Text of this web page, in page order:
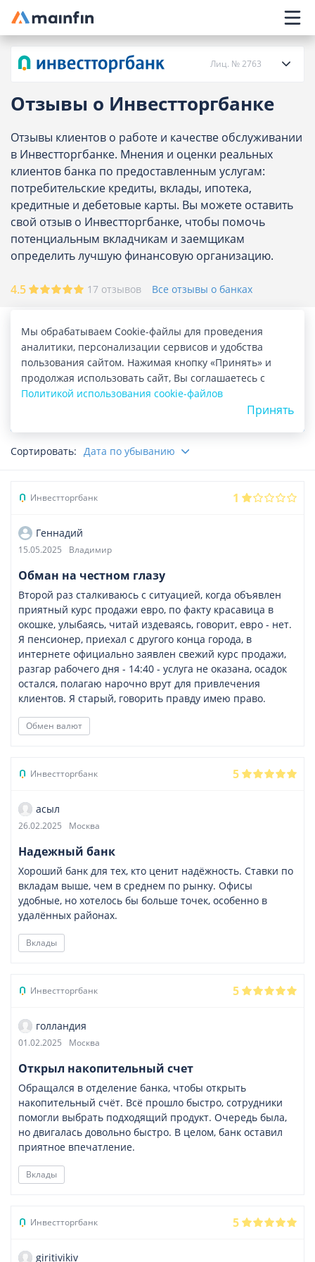
Главное меню
Отзывы о Инвестторгбанке
Отзывы клиентов о работе и качестве обслуживании
в Инвестторгбанке. Мнения и оценки реальных
клиентов банка по предоставленным услугам:
потребительские кредиты, вклады, ипотека,
кредитные и дебетовые карты. Вы можете оставить
свой отзыв о Инвестторгбанке, чтобы помочь
потенциальным вкладчикам и заемщикам
определить лучшую финансовую организацию.
Лиц. № 2763
Вклады
Отделения
Отзывы
4.5
17 отзывов Все отзывы о банках
Выберите услугу
Выберите город
Сортировать: Дата по убыванию
Инвестторгбанк 1
Геннадий
15.05.2025 Владимир
Обман на честном глазу
Второй раз сталкиваюсь с ситуацией, когда объявлен
приятный курс продажи евро, по факту красавица в
окошке, улыбаясь, читай издеваясь, говорит, евро - нет.
Я пенсионер, приехал с другого конца города, в
интернете официально заявлен свежий курс продажи,
разгар рабочего дня - 14:40 - услуга не оказана, осадок
остался, полагаю нарочно врут для привлечения
клиентов. Я старый, говорить правду имею право.
Обмен валют
Инвестторгбанк 5
асыл
26.02.2025 Москва
Надежный банк
Хороший банк для тех, кто ценит надёжность. Ставки по
вкладам выше, чем в среднем по рынку. Офисы
удобные, но хотелось бы больше точек, особенно в
удалённых районах.
Вклады
Инвестторгбанк 5
голландия
01.02.2025 Москва
Открыл накопительный счет
Обращался в отделение банка, чтобы открыть
накопительный счёт. Всё прошло быстро, сотрудники
помогли выбрать подходящий продукт. Очередь была,
но двигалась довольно быстро. В целом, банк оставил
приятное впечатление.
Вклады
Инвестторгбанк 5
giritivikiv
Мы обрабатываем Cookie-файлы для проведения
аналитики, персонализации сервисов и удобства
пользования сайтом. Нажимая кнопку «Принять» и
продолжая использовать сайт, Вы соглашаетесь с
Политикой использования cookie-файлов
Принять